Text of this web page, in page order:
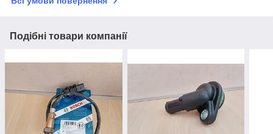
Подібні товари компанії